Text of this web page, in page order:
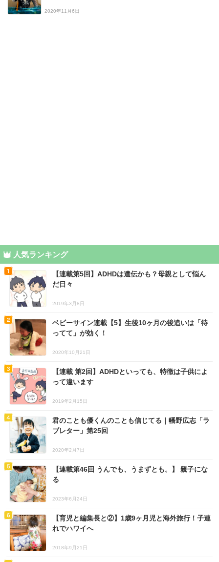
2020年11月6日
人気ランキング
【連載第5回】ADHDは遺伝かも？母親として悩ん
だ日々
2019年3月8日
ベビーサイン連載【5】生後10ヶ月の後追いは「待
ってて」が効く！
2020年10月21日
【連載 第2回】ADHDといっても、特徴は子供によ
って違います
2019年2月15日
君のことも優くんのことも信じてる｜幡野広志「ラ
ブレター」第25回
2020年2月7日
【連載第46回 うんでも、うまずとも。】 親子にな
る
2023年6月24日
【育児と編集長と②】1歳9ヶ月児と海外旅行！子連
れでハワイへ
2018年9月21日